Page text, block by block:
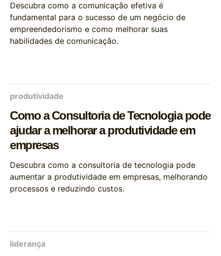
Descubra como a comunicação efetiva é
fundamental para o sucesso de um negócio de
empreendedorismo e como melhorar suas
habilidades de comunicação.
produtividade
Como a Consultoria de Tecnologia pode
ajudar a melhorar a produtividade em
empresas
Descubra como a consultoria de tecnologia pode
aumentar a produtividade em empresas, melhorando
processos e reduzindo custos.
liderança